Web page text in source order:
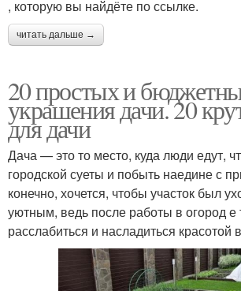
, которую вы найдёте по ссылке.
читать дальше →
20 простых и
украшения дачи. 20
для дачи
Дача — это то место, куда люди едут,
городской суеты и побыть наедине с
конечно, хочется, чтобы участок был
уютным, ведь после работы в огород е
расслабиться и насладиться красотой